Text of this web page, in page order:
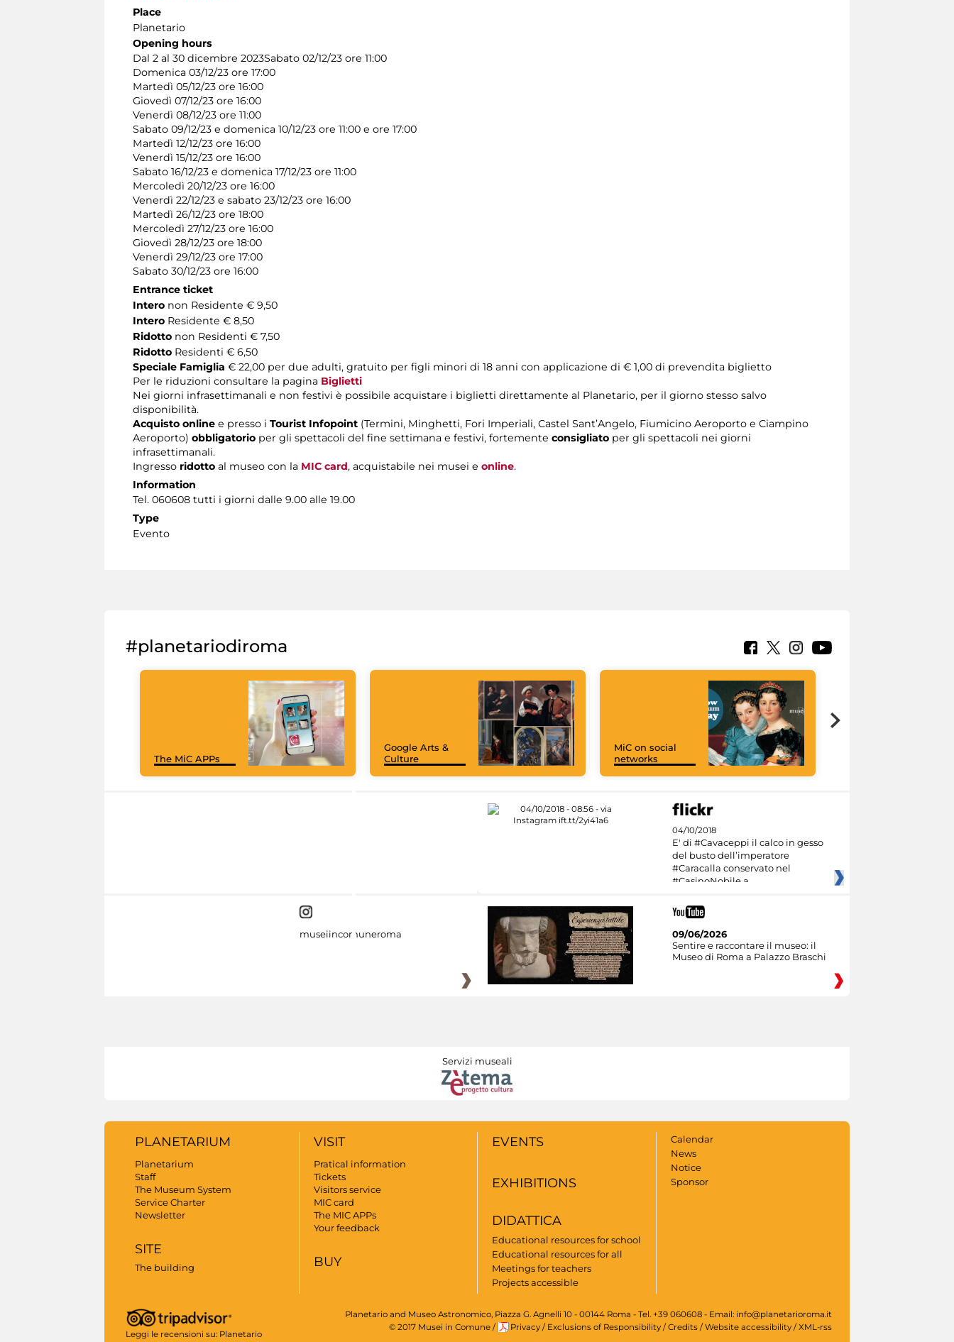
Place
Planetario
Opening hours
Dal 2 al 30 dicembre 2023Sabato 02/12/23 ore 11:00
Domenica 03/12/23 ore 17:00
Martedì 05/12/23 ore 16:00
Giovedì 07/12/23 ore 16:00
Venerdì 08/12/23 ore 11:00
Sabato 09/12/23 e domenica 10/12/23 ore 11:00 e ore 17:00
Martedì 12/12/23 ore 16:00
Venerdì 15/12/23 ore 16:00
Sabato 16/12/23 e domenica 17/12/23 ore 11:00
Mercoledì 20/12/23 ore 16:00
Venerdì 22/12/23 e sabato 23/12/23 ore 16:00
Martedì 26/12/23 ore 18:00
Mercoledì 27/12/23 ore 16:00
Giovedì 28/12/23 ore 18:00
Venerdì 29/12/23 ore 17:00
Sabato 30/12/23 ore 16:00
Entrance ticket
Intero non Residente € 9,50
Intero Residente € 8,50
Ridotto non Residenti € 7,50
Ridotto Residenti € 6,50
Speciale Famiglia € 22,00 per due adulti, gratuito per figli minori di 18 anni con applicazione di € 1,00 di prevendita biglietto
Per le riduzioni consultare la pagina Biglietti
Nei giorni infrasettimanali e non festivi è possibile acquistare i biglietti direttamente al Planetario, per il giorno stesso salvo
disponibilità.
Acquisto online e presso i Tourist Infopoint (Termini, Minghetti, Fori Imperiali, Castel Sant’Angelo, Fiumicino Aeroporto e Ciampino
Aeroporto) obbligatorio per gli spettacoli del fine settimana e festivi, fortemente consigliato per gli spettacoli nei giorni
infrasettimanali.
Ingresso ridotto al museo con la MIC card, acquistabile nei musei e online.
Information
Tel. 060608 tutti i giorni dalle 9.00 alle 19.00
Type
Evento
#planetariodiroma
The MiC APPs
Google Arts &
Culture
MiC on social
networks
04/10/2018
E' di #Cavaceppi il calco in gesso
del busto dell’imperatore
#Caracalla conservato nel
#CasinoNobile a
museiincomuneroma
09/06/2026
Sentire e raccontare il museo: il
Museo di Roma a Palazzo Braschi
Servizi museali
PLANETARIUM
Planetarium
Staff
The Museum System
Service Charter
Newsletter
SITE
The building
VISIT
Pratical information
Tickets
Visitors service
MIC card
The MIC APPs
Your feedback
BUY
EVENTS
EXHIBITIONS
DIDATTICA
Educational resources for school
Educational resources for all
Meetings for teachers
Projects accessible
Calendar
News
Notice
Sponsor
Leggi le recensioni su: Planetario
Planetario and Museo Astronomico, Piazza G. Agnelli 10 - 00144 Roma - Tel. +39 060608 - Email: info@planetarioroma.it
© 2017 Musei in Comune / Privacy / Exclusions of Responsibility /Credits /Website accessibility /XML-rss